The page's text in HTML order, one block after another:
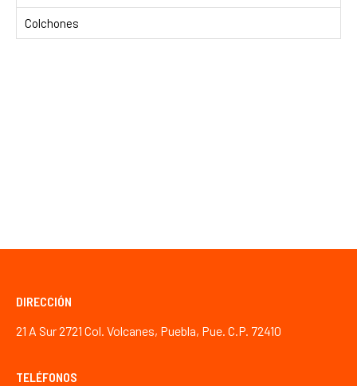
Colchones
DIRECCIÓN
21 A Sur 2721 Col. Volcanes, Puebla, Pue. C.P. 72410
TELÉFONOS